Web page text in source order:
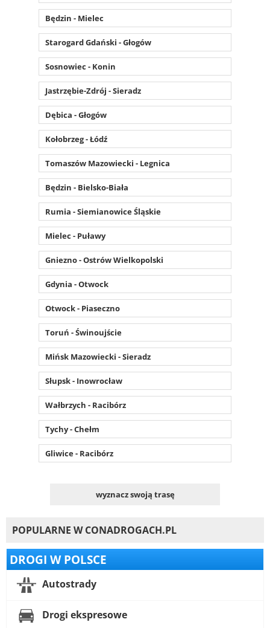
Będzin - Mielec
Starogard Gdański - Głogów
Sosnowiec - Konin
Jastrzębie-Zdrój - Sieradz
Dębica - Głogów
Kołobrzeg - Łódź
Tomaszów Mazowiecki - Legnica
Będzin - Bielsko-Biała
Rumia - Siemianowice Śląskie
Mielec - Puławy
Gniezno - Ostrów Wielkopolski
Gdynia - Otwock
Otwock - Piaseczno
Toruń - Świnoujście
Mińsk Mazowiecki - Sieradz
Słupsk - Inowrocław
Wałbrzych - Racibórz
Tychy - Chełm
Gliwice - Racibórz
wyznacz swoją trasę
POPULARNE W CONADROGACH.PL
DROGI W POLSCE
Autostrady
Drogi ekspresowe